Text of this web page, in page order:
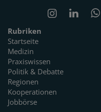
Rubriken
Startseite
Medizin
Praxiswissen
Politik & Debatte
Regionen
Kooperationen
Jobbörse